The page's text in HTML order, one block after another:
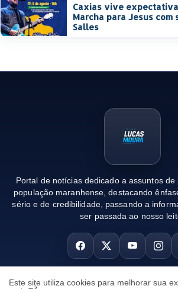
Caxias vive
Marcha para Jesus com
Salles
Portal de notícias dedicado a assuntos
população maranhense, destacando
sério e de credibilidade, passando a
ser passada ao nosso
Este site utiliza cookies para melhorar sua